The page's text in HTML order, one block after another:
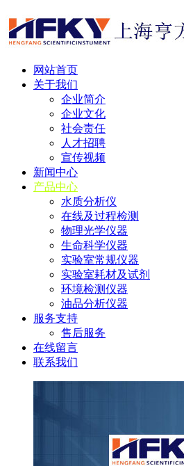
网站首页
关于我们
企业简介
企业文化
社会责任
人才招聘
宣传视频
新闻中心
产品中心
水质分析仪
在线及过程检测
物理光学仪器
生命科学仪器
实验室常规仪器
实验室耗材及试剂
环境检测仪器
油品分析仪器
服务支持
售后服务
在线留言
联系我们